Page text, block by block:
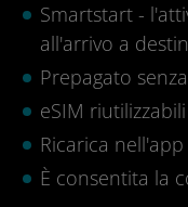
Smartstart -
all'arrivo a
Prepagato
eSIM
Ricarica
È consentita la